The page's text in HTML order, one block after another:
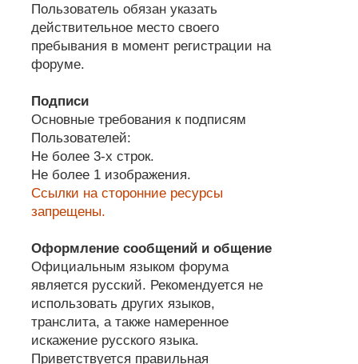
Пользователь обязан указать
действительное место своего
пребывания в момент регистрации на
форуме.
Подписи
Основные требования к подписям
Пользователей:
Не более 3-х строк.
Не более 1 изображения.
Ссылки на сторонние ресурсы
запрещены.
Оформление сообщений и общение
Официальным языком форума
является русский. Рекомендуется не
использовать других языков,
транслита, а также намеренное
искажение русского языка.
Приветствуется правильная